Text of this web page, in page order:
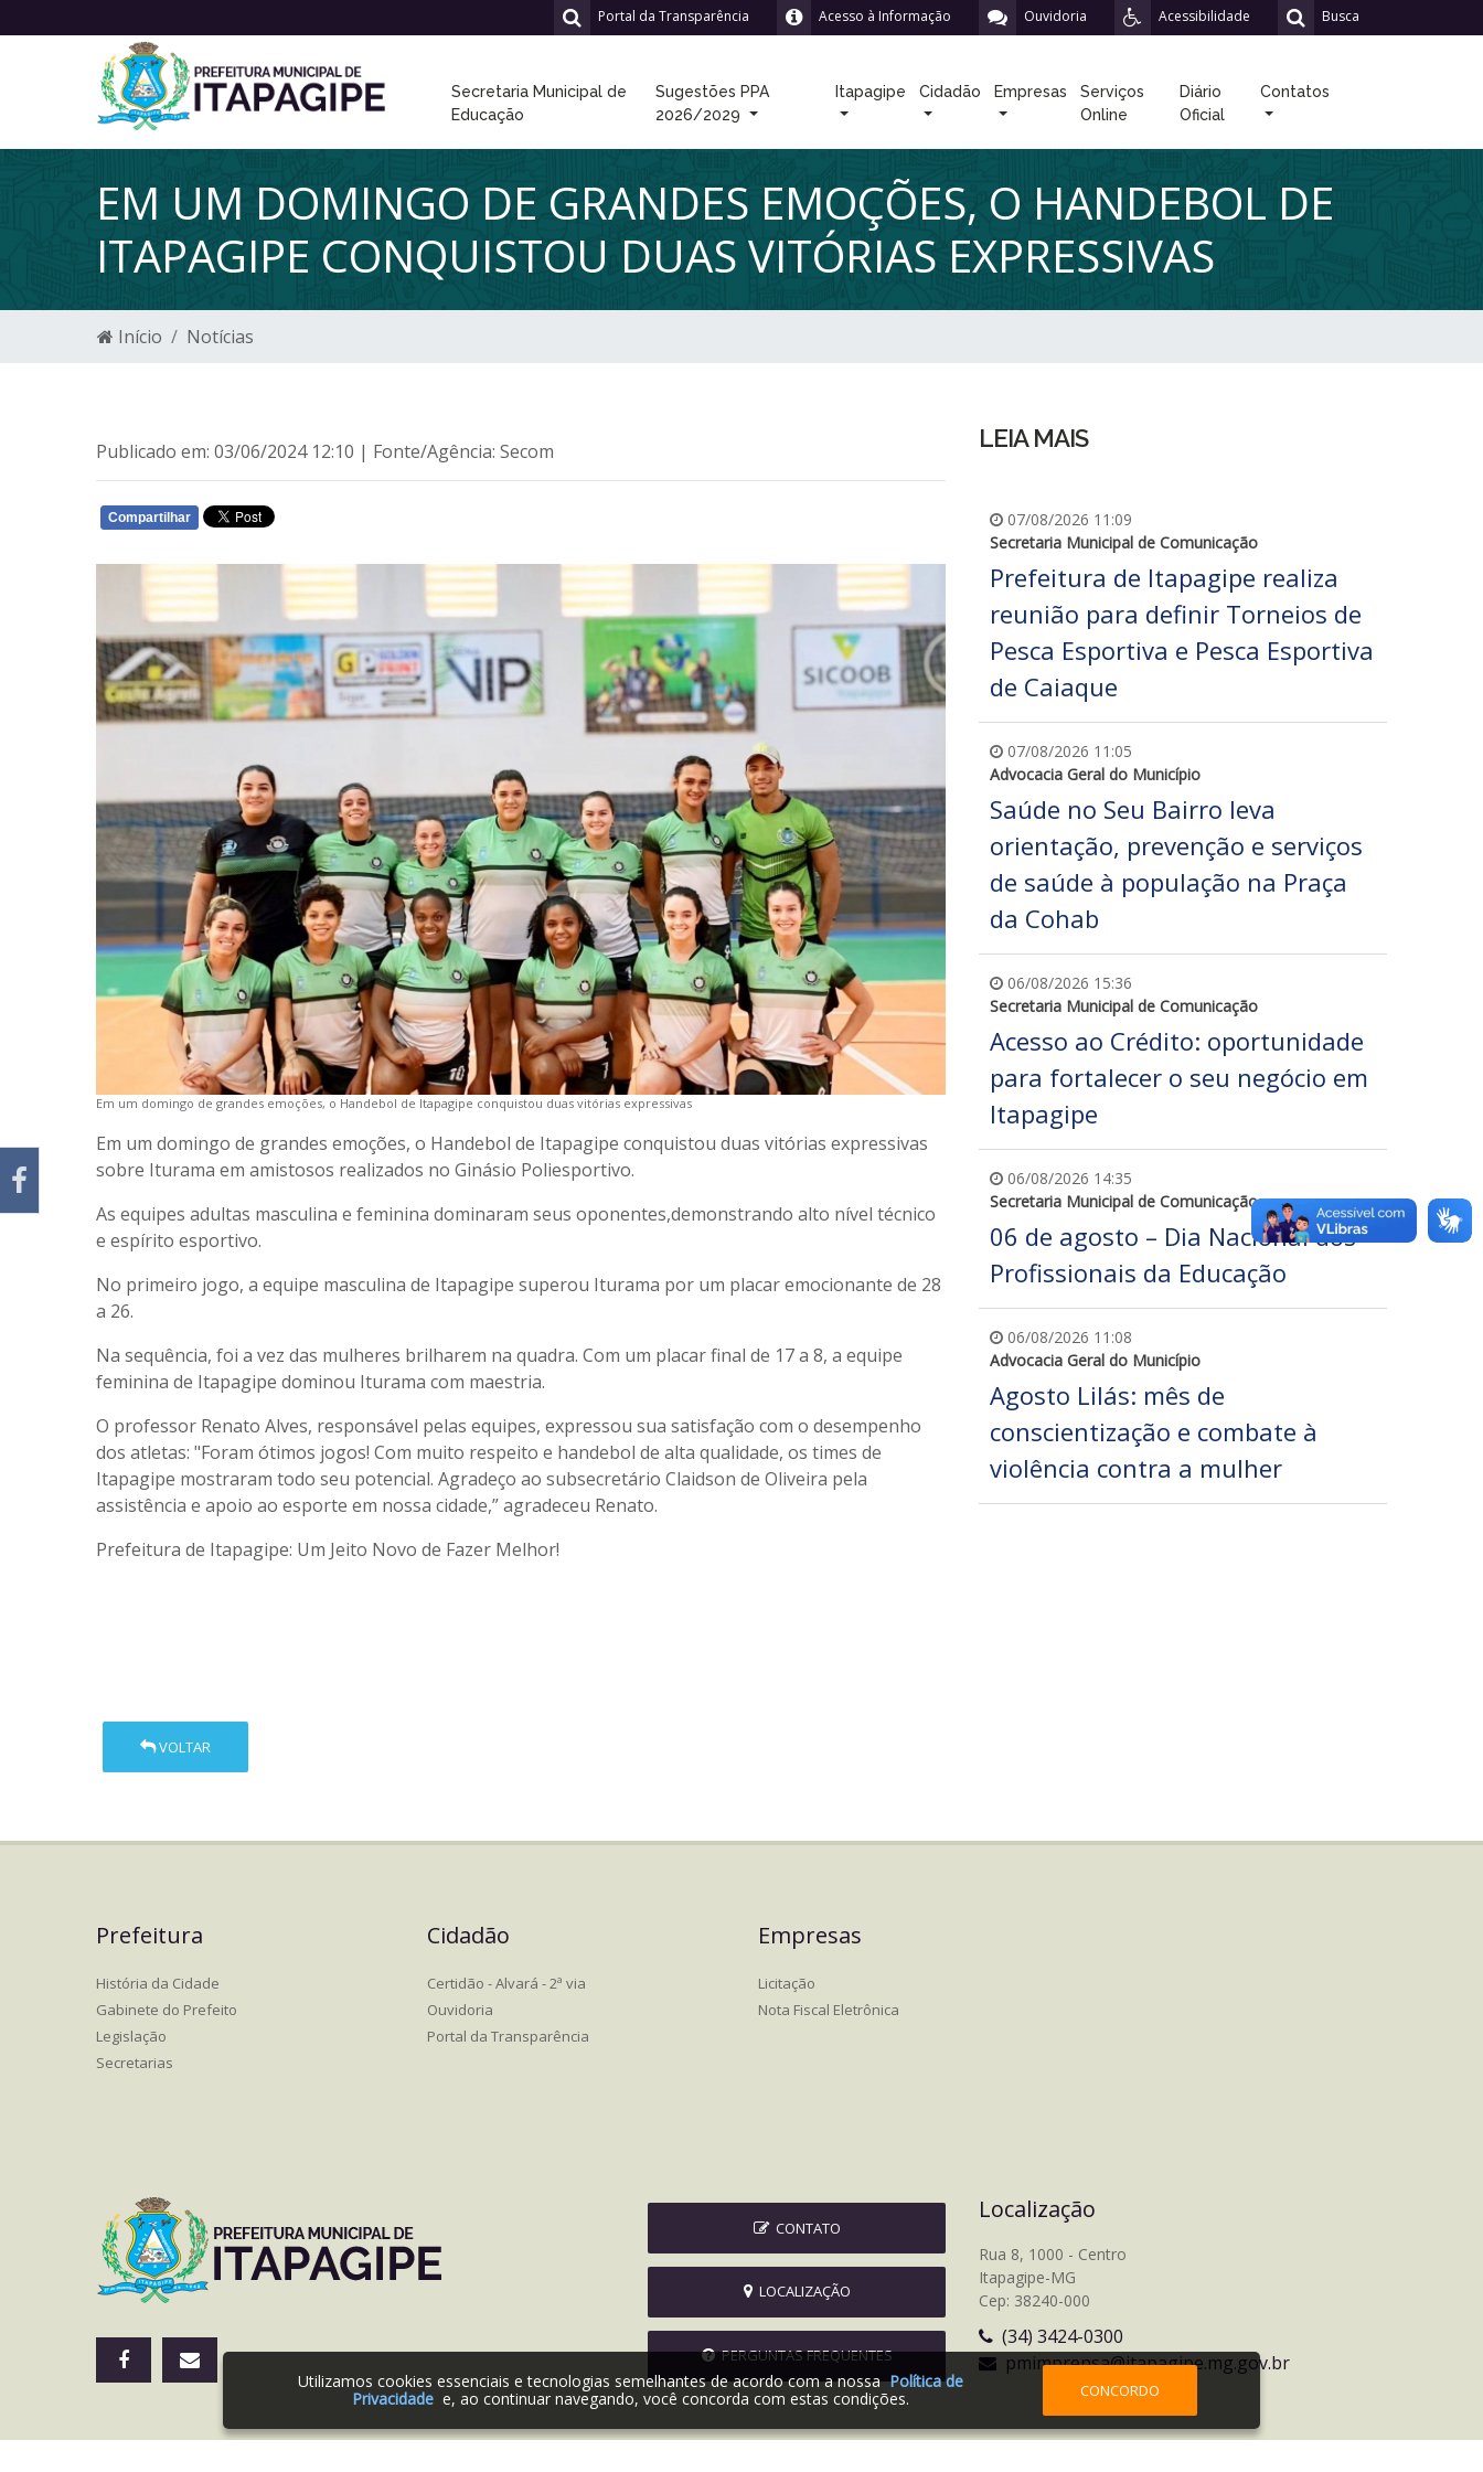
Busca
Acessibilidade
Ouvidoria
Acesso à Informação
Portal da Transparência
Secretaria Municipal de
Educação
Sugestões PPA
2026/2029
Itapagipe Cidadão Empresas
Serviços
Online
Diário
Oficial
Contatos
EM UM DOMINGO DE GRANDES EMOÇÕES, O HANDEBOL DE
ITAPAGIPE CONQUISTOU DUAS VITÓRIAS EXPRESSIVAS
Início Notícias
Publicado em: 03/06/2024 12:10 | Fonte/Agência: Secom
Compartilhar
Em um domingo de grandes emoções, o Handebol de Itapagipe conquistou duas vitórias expressivas
Em um domingo de grandes emoções, o Handebol de Itapagipe conquistou duas vitórias expressivas
sobre Iturama em amistosos realizados no Ginásio Poliesportivo.
As equipes adultas masculina e feminina dominaram seus oponentes,demonstrando alto nível técnico
e espírito esportivo.
No primeiro jogo, a equipe masculina de Itapagipe superou Iturama por um placar emocionante de 28
a 26.
Na sequência, foi a vez das mulheres brilharem na quadra. Com um placar final de 17 a 8, a equipe
feminina de Itapagipe dominou Iturama com maestria.
O professor Renato Alves, responsável pelas equipes, expressou sua satisfação com o desempenho
dos atletas: "Foram ótimos jogos! Com muito respeito e handebol de alta qualidade, os times de
Itapagipe mostraram todo seu potencial. Agradeço ao subsecretário Claidson de Oliveira pela
assistência e apoio ao esporte em nossa cidade,” agradeceu Renato.
Prefeitura de Itapagipe: Um Jeito Novo de Fazer Melhor!
VOLTAR
LEIA MAIS
07/08/2026 11:09
Secretaria Municipal de Comunicação
Prefeitura de Itapagipe realiza
reunião para definir Torneios de
Pesca Esportiva e Pesca Esportiva
de Caiaque
07/08/2026 11:05
Advocacia Geral do Município
Saúde no Seu Bairro leva
orientação, prevenção e serviços
de saúde à população na Praça
da Cohab
06/08/2026 15:36
Secretaria Municipal de Comunicação
Acesso ao Crédito: oportunidade
para fortalecer o seu negócio em
Itapagipe
06/08/2026 14:35
Secretaria Municipal de Comunicação
06 de agosto – Dia Nacional dos
Profissionais da Educação
06/08/2026 11:08
Advocacia Geral do Município
Agosto Lilás: mês de
conscientização e combate à
violência contra a mulher
Prefeitura
História da Cidade
Gabinete do Prefeito
Legislação
Secretarias
Cidadão
Certidão - Alvará - 2ª via
Ouvidoria
Portal da Transparência
Empresas
Licitação
Nota Fiscal Eletrônica
CONTATO
LOCALIZAÇÃO
PERGUNTAS FREQUENTES
Localização
Rua 8, 1000 - Centro
Itapagipe-MG
Cep: 38240-000
(34) 3424-0300
pmimprensa@itapagipe.mg.gov.br
Utilizamos cookies essenciais e tecnologias semelhantes de acordo com a nossaPolítica de
Privacidade e, ao continuar navegando, você concorda com estas condições. CONCORDO